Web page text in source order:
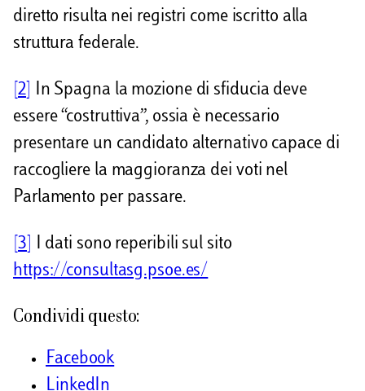
diretto risulta nei registri come iscritto alla
struttura federale.
[2] In Spagna la mozione di sfiducia deve
essere “costruttiva”, ossia è necessario
presentare un candidato alternativo capace di
raccogliere la maggioranza dei voti nel
Parlamento per passare.
[3]
I dati sono reperibili sul sito
https://consultasg.psoe.es/
Condividi questo:
Facebook
LinkedIn